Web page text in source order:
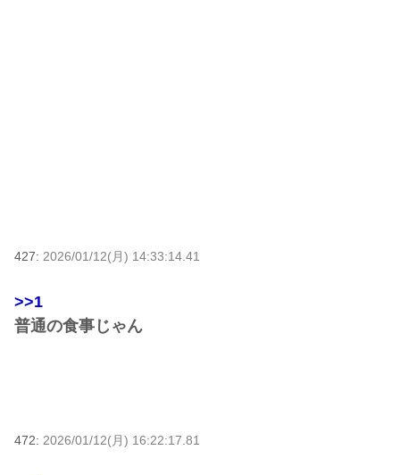
427: 2026/01/12(月) 14:33:14.41
>>1
普通の食事じゃん
472: 2026/01/12(月) 16:22:17.81